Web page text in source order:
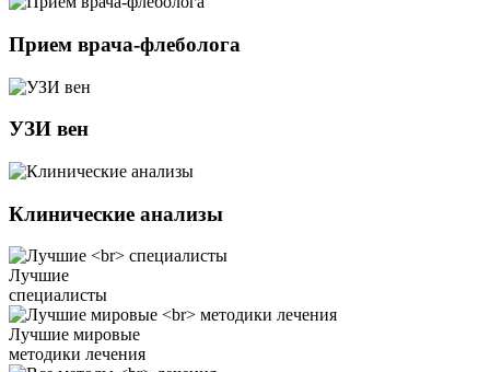
Прием врача-флеболога
УЗИ вен
Клинические анализы
Лучшие
специалисты
Лучшие мировые
методики лечения